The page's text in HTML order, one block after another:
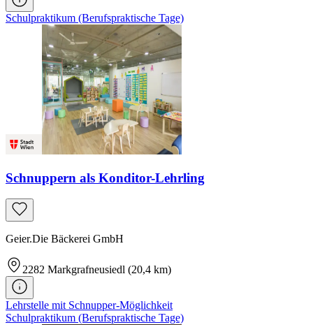
Schulpraktikum (Berufspraktische Tage)
Schnuppern als Konditor-Lehrling
Geier.Die Bäckerei GmbH
2282 Markgrafneusiedl (20,4 km)
Lehrstelle mit Schnupper-Möglichkeit
Schulpraktikum (Berufspraktische Tage)